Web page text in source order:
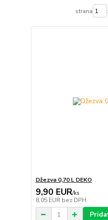
strana
Džezva 0,70 L DEKO
9,90 EUR/ks
8,05 EUR bez DPH